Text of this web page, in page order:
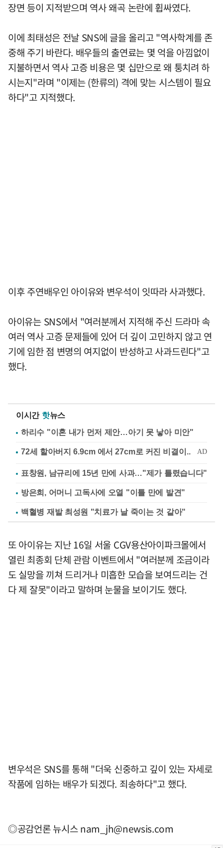
장면 등이 지적받으며 역사 왜곡 논란에 휩싸였다.
이에 최태성은 전날 SNS에 글을 올리고 "역사학계를 존
중해 주기 바란다. 배우들의 출연료는 몇 억을 아낌없이
지불하면서 역사 고증 비용은 몇 십만으로 왜 퉁치려 하
시는지"라며 "이제는 (한류의) 격에 맞는 시스템이 필요
하다"고 지적했다.
이후 주연배우인 아이유와 변우석이 잇따라 사과했다.
아이유는 SNS에서 "여러분께서 지적해 주신 드라마 속
여러 역사 고증 문제들에 있어 더 깊이 고민하지 않고 연
기에 임한 점 변명의 여지없이 반성하고 사과드린다"고
했다.
이시간 핫뉴스
하리수 "이혼 내가 먼저 제안…아기 못 낳아 미안"
표창원, 남규리에 15년 만에 사과…"제가 틀렸습니다"
방은희, 어머니 고독사에 오열 "이틀 만에 발견"
백혈병 재발 최성원 "치료가 날 죽이는 것 같아"
또 아이유는 지난 16일 서울 CGV용산아이파크몰에서
열린 최종회 단체 관람 이벤트에서 "여러분께 조금이라
도 실망을 끼쳐 드리거나 미흡한 모습을 보여드리는 건
다 제 잘못"이라고 말하며 눈물을 보이기도 했다.
변우석은 SNS를 통해 "더욱 신중하고 깊이 있는 자세로
작품에 임하는 배우가 되겠다. 죄송하다"고 했다.
◎공감언론 뉴시스nam_jh@newsis.com